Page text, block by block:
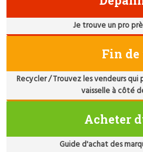
Je trouve un pro
Fin
Recycler / Trouvez les vendeurs
vaisselle à côté
Acheter
Guide d'achat des